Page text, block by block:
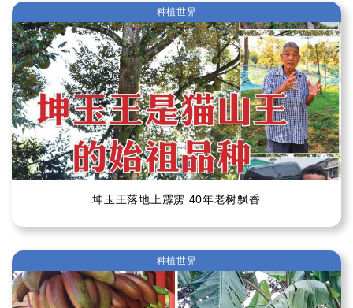
种植世界
坤玉王落地上霹雳 40年老树飘香
种植世界